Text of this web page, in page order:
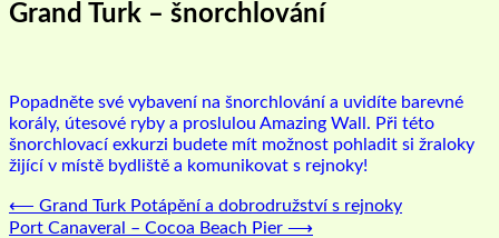
Grand Turk – šnorchlování
Popadněte své vybavení na šnorchlování a uvidíte barevné
korály, útesové ryby a proslulou Amazing Wall. Při této
šnorchlovací exkurzi budete mít možnost pohladit si žraloky
žijící v místě bydliště a komunikovat s rejnoky!
Navigace
⟵ Grand Turk Potápění a dobrodružství s rejnoky
Port Canaveral – Cocoa Beach Pier ⟶